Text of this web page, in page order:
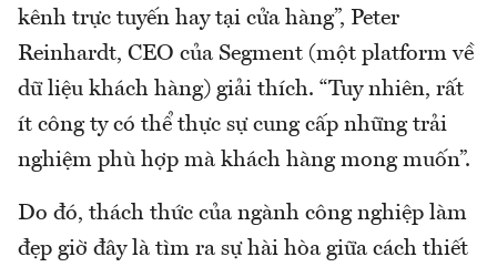
kênh trực tuyến hay tại cửa hàng”, Peter
Reinhardt, CEO của Segment (một platform về
dữ liệu khách hàng) giải thích. “Tuy nhiên, rất
ít công ty có thể thực sự cung cấp những trải
nghiệm phù hợp mà khách hàng mong muốn”.
Do đó, thách thức của ngành công nghiệp làm
đẹp giờ đây là tìm ra sự hài hòa giữa cách thiết